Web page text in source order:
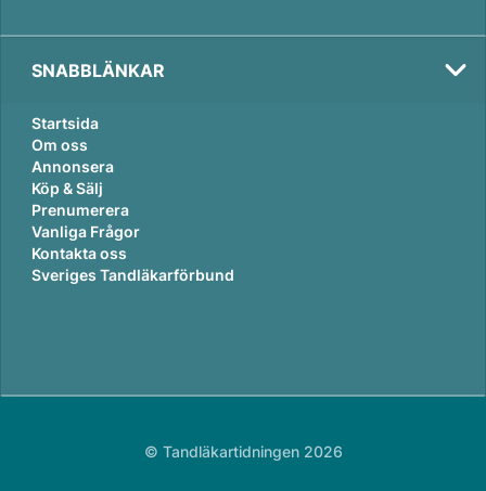
SNABBLÄNKAR
Startsida
Om oss
Annonsera
Köp & Sälj
Prenumerera
Vanliga Frågor
Kontakta oss
Sveriges Tandläkarförbund
© Tandläkartidningen 2026